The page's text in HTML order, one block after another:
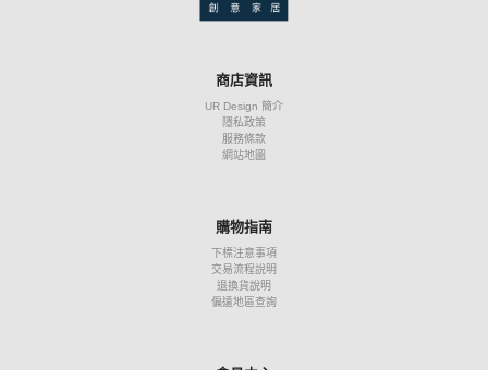
商店資訊
UR Design 簡介
隱私政策
服務條款
網站地圖
購物指南
下標注意事項
交易流程說明
退換貨說明
偏遠地區查詢